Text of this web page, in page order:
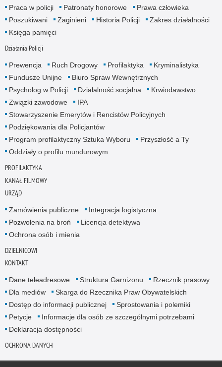
Praca w policji
Patronaty honorowe
Prawa człowieka
Poszukiwani
Zaginieni Historia Policji
Zakres działalności
Księga pamięci
Działania Policji
Prewencja Ruch Drogowy Profilaktyka
Kryminalistyka
Fundusze Unijne
Biuro Spraw Wewnętrznych
Psycholog w Policji
Działalność socjalna
Krwiodawstwo
Związki zawodowe
IPA
Stowarzyszenie Emerytów i Rencistów Policyjnych
Podziękowania dla Policjantów
Program profilaktyczny Sztuka Wyboru
Przyszłość a Ty
Oddziały o profilu mundurowym
PROFILAKTYKA
KANAŁ FILMOWY
URZĄD
Zamówienia publiczne
Integracja logistyczna
Pozwolenia na broń
Licencja detektywa
Ochrona osób i mienia
DZIELNICOWI
KONTAKT
Dane teleadresowe Struktura Garnizonu
Rzecznik prasowy
Dla mediów
Skarga do Rzecznika Praw Obywatelskich
Dostęp do informacji publicznej
Sprostowania i polemiki
Petycje
Informacje dla osób ze szczególnymi potrzebami
Deklaracja dostępności
OCHRONA DANYCH